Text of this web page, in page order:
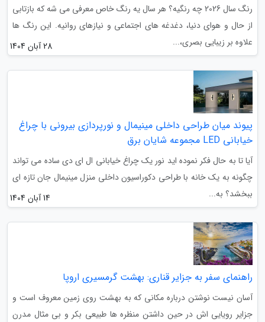
رنگ سال 2026 چه رنگیه؟ هر سال یه رنگ خاص معرفی می شه که بازتابی
از حال و هوای دنیا، دغدغه های اجتماعی و نیازهای روانیه. این رنگ ها
علاوه بر زیبایی بصری،...
28 آبان 1404
پیوند میان طراحی داخلی مینیمال و نورپردازی بیرونی با چراغ
خیابانی LED مجموعه شایان برق
آیا تا به حال فکر نموده اید نور یک چراغ خیابانی ال ای دی ساده می تواند
چگونه به یک خانه با طراحی دکوراسیون داخلی منزل مینیمال جان تازه ای
ببخشد؟ به...
14 آبان 1404
راهنمای سفر به جزایر قناری: بهشت گرمسیری اروپا
آسان نیست نوشتن درباره مکانی که به بهشت روی زمین معروف است و
جزایر رویایی اش در حین داشتن منظره ها طبیعی بکر و بی مثال مدرن